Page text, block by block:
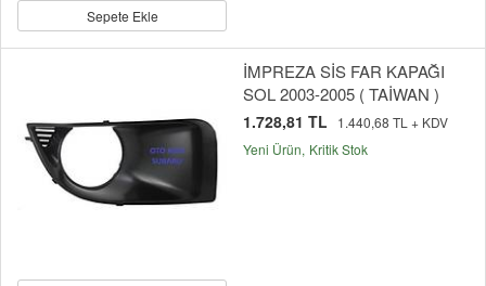
Sepete Ekle
İMPREZA SİS FAR KAPAĞI
SOL 2003-2005 ( TAİWAN )
1.728,81 TL
1.440,68 TL + KDV
Yeni Ürün Kritik Stok